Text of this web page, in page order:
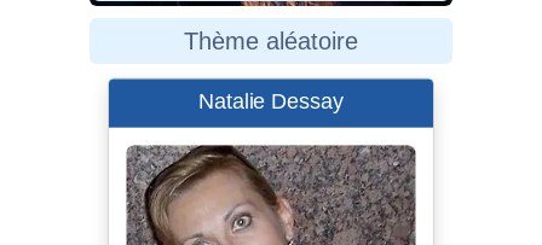
Thème aléatoire
Natalie Dessay